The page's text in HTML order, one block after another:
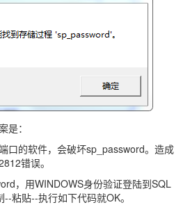
是：
口的软件，会破坏sp_password。造成
错误。
，用WINDOWS身份验证登陆到SQL
粘贴--执行如下代码就OK。